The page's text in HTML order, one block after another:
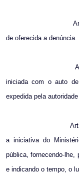
de oferecida a denúncia.
iniciada com o auto
expedida pela
a iniciativa do
pública, fornecendo-
e indicando o tempo, o